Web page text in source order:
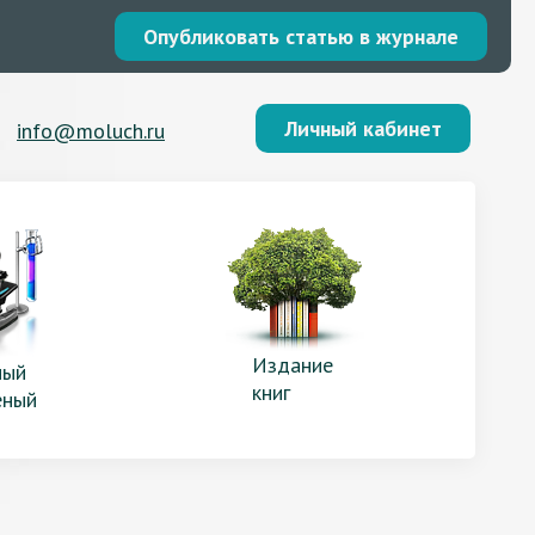
Опубликовать статью в журнале
info@moluch.ru Личный кабинет
Издание
книг